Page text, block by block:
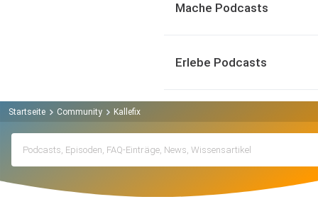
Mache Podcasts
Erlebe Podcasts
Startseite Community Kallefix